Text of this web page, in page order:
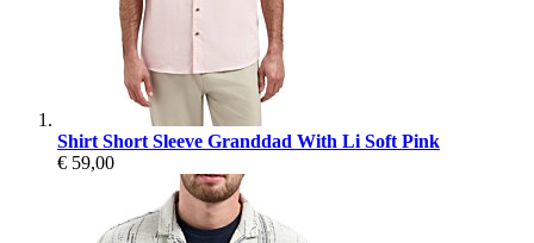
Shirt Short Sleeve Granddad With Li Soft Pink
€ 59,00